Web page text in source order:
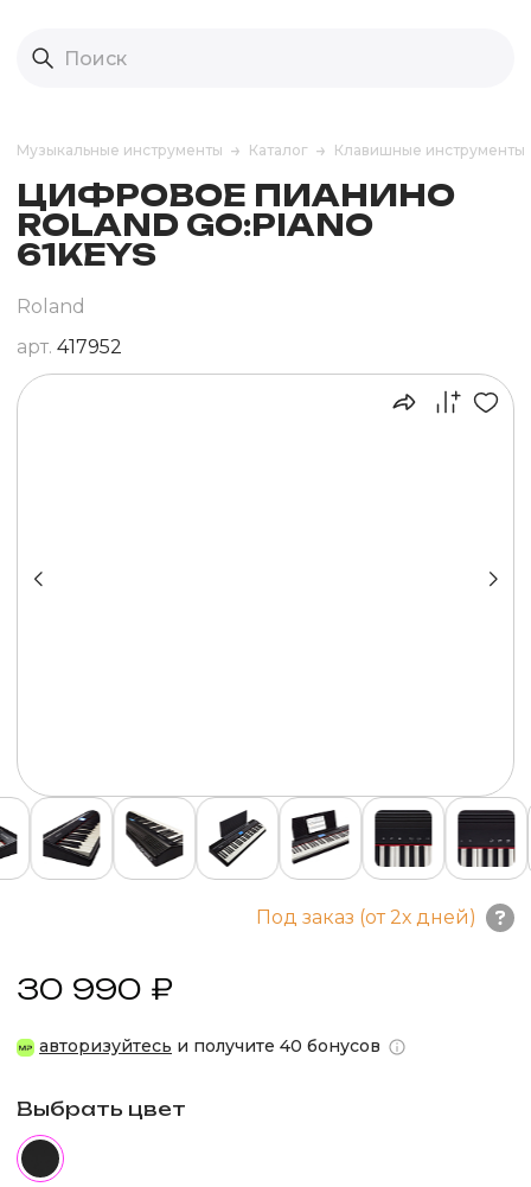
Музыкальные инструменты Каталог Клавишные инструменты
ЦИФРОВОЕ ПИАНИНО
ROLAND GO:PIANO
61KEYS
Roland
арт. 417952
Под заказ (от 2х дней)
30 990 ₽
авторизуйтесь и получите 40 бонусов
Выбрать цвет